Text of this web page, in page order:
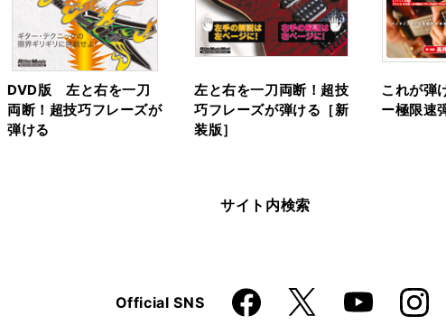
DVD版 左と右を一刀
両断！超技巧フレーズが
弾ける
左と右を一刀両断！超技
巧フレーズが弾ける［新
装版］
これが弾
ー極限速
サイト内検索
Official SNSFaceboo
k
X YouTube Instagra
m